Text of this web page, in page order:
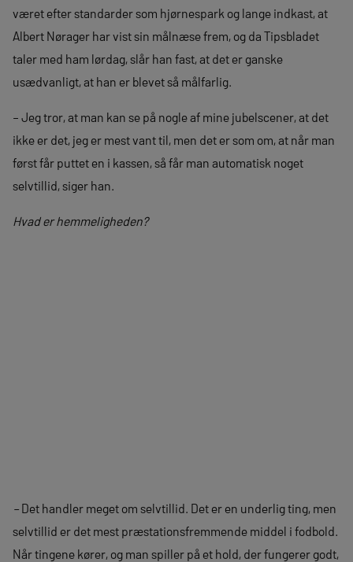
været efter standarder som hjørnespark og lange indkast, at
Albert Nørager har vist sin målnæse frem, og da Tipsbladet
taler med ham lørdag, slår han fast, at det er ganske
usædvanligt, at han er blevet så målfarlig.
– Jeg tror, at man kan se på nogle af mine jubelscener, at det
ikke er det, jeg er mest vant til, men det er som om, at når man
først får puttet en i kassen, så får man automatisk noget
selvtillid, siger han.
Hvad er hemmeligheden?
– Det handler meget om selvtillid. Det er en underlig ting, men
selvtillid er det mest præstationsfremmende middel i fodbold.
Når tingene kører, og man spiller på et hold, der fungerer godt,